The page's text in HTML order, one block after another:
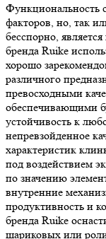
Функциональность
факторов, но, так
бесспорно,
бренда Ruike
хорошо
различного
превосходными
обеспечивающими
устойчивость к
непревзойденное
характеристик
под воздействием
по значению
внутренние
продуктивность и
бренда Ruike
шариковых или